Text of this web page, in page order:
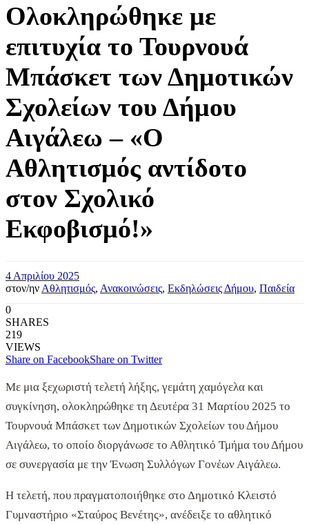
Ολοκληρώθηκε με
επιτυχία το Τουρνουά
Μπάσκετ των Δημοτικών
Σχολείων του Δήμου
Αιγάλεω – «Ο
Αθλητισμός αντίδοτο
στον Σχολικό
Εκφοβισμό!»
4 Απριλίου 2025
στον/ηνΑθλητισμός, Ανακοινώσεις, Εκδηλώσεις Δήμου, Παιδεία
0
SHARES
219
VIEWS
Share on FacebookShare on Twitter
Με μια ξεχωριστή τελετή λήξης, γεμάτη χαμόγελα και
συγκίνηση, ολοκληρώθηκε τη Δευτέρα 31 Μαρτίου 2025 το
Τουρνουά Μπάσκετ των Δημοτικών Σχολείων του Δήμου
Αιγάλεω, το οποίο διοργάνωσε το Αθλητικό Τμήμα του Δήμου
σε συνεργασία με την Ένωση Συλλόγων Γονέων Αιγάλεω.
Η τελετή, που πραγματοποιήθηκε στο Δημοτικό Κλειστό
Γυμναστήριο «Σταύρος Βενέτης», ανέδειξε το αθλητικό